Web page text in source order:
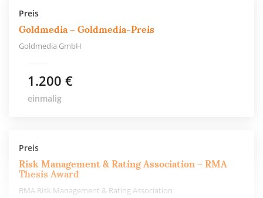
Preis
Goldmedia – Goldmedia-Preis
Goldmedia GmbH
1.200 €
einmalig
Preis
Risk Management & Rating Association – RMA
Thesis Award
RMA Risk Management & Rating Association